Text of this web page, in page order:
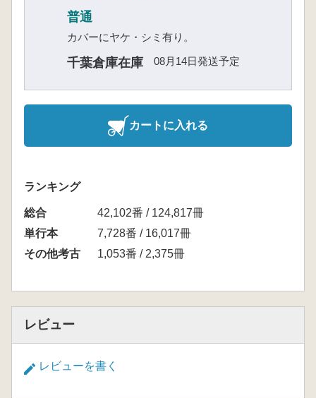
普通
カバーにヤケ・シミ有り。
千葉倉庫在庫 08月14日発送予定
カートに入れる
ランキング
総合
42,102番 / 124,817冊
単行本
7,728番 / 16,017冊
その他考古
1,053番 / 2,375冊
レビュー
レビューを書く